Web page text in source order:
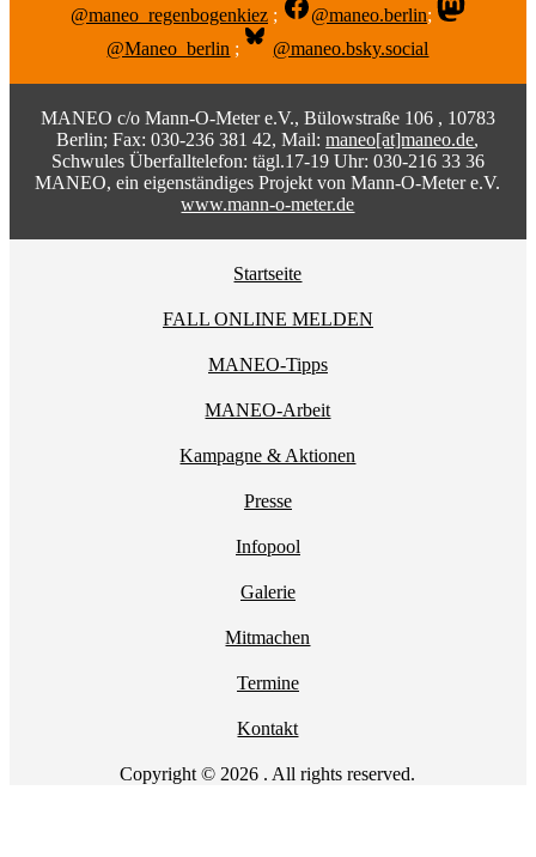
@maneo_regenbogenkiez ; @maneo.berlin;
@Maneo_berlin ; @maneo.bsky.social
MANEO c/o Mann-O-Meter e.V., Bülowstraße 106 , 10783
Berlin; Fax: 030-236 381 42, Mail:maneo[at]maneo.de,
Schwules Überfalltelefon: tägl.17-19 Uhr: 030-216 33 36
MANEO, ein eigenständiges Projekt von Mann-O-Meter e.V.
www.mann-o-meter.de
Startseite
FALL ONLINE MELDEN
MANEO-Tipps
MANEO-Arbeit
Kampagne & Aktionen
Presse
Infopool
Galerie
Mitmachen
Termine
Kontakt
Copyright © 2026 . All rights reserved.